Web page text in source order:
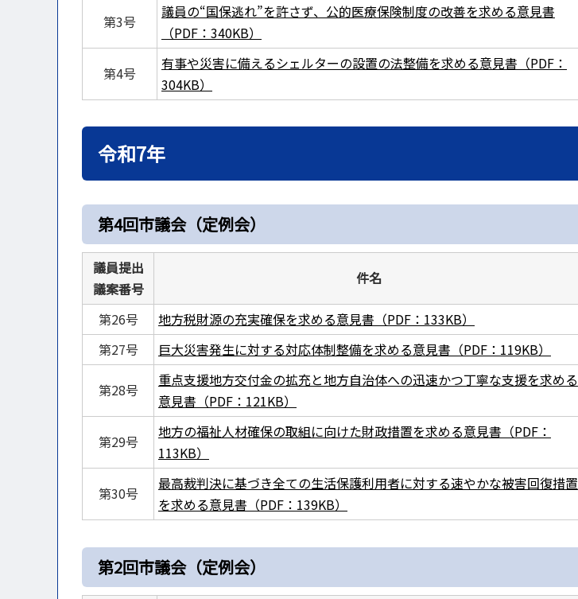
第3号
議員の“国保逃れ”を許さず、公的医療保険制度の改善を求める意見書
（PDF：340KB）
第4号
有事や災害に備えるシェルターの設置の法整備を求める意見書（PDF：
304KB）
令和7年
第4回市議会（定例会）
議員提出
議案番号
件名
第26号 地方税財源の充実確保を求める意見書（PDF：133KB）
第27号
巨大災害発生に対する対応体制整備を求める意見書（PDF：119KB）
第28号
重点支援地方交付金の拡充と地方自治体への迅速かつ丁寧な支援を求める
意見書（PDF：121KB）
第29号
地方の福祉人材確保の取組に向けた財政措置を求める意見書（PDF：
113KB）
第30号
最高裁判決に基づき全ての生活保護利用者に対する速やかな被害回復措置
を求める意見書（PDF：139KB）
第2回市議会（定例会）